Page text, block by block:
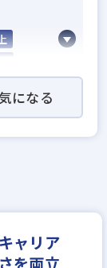
になる
ャリア
を両立